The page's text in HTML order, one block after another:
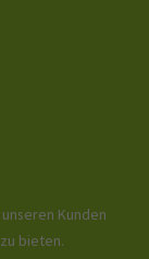
Kunden
bieten.